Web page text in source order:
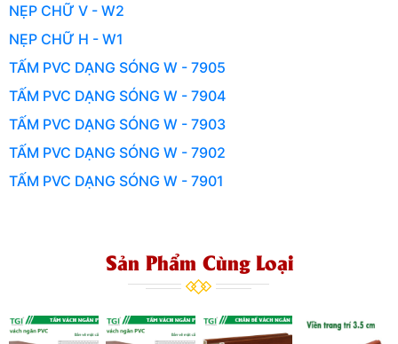
NẸP CHỮ V - W2
NẸP CHỮ H - W1
TẤM PVC DẠNG SÓNG W - 7905
TẤM PVC DẠNG SÓNG W - 7904
TẤM PVC DẠNG SÓNG W - 7903
TẤM PVC DẠNG SÓNG W - 7902
TẤM PVC DẠNG SÓNG W - 7901
Sản Phẩm Cùng Loại